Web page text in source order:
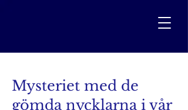
Mysteriet med de
gömda nycklarna i vår